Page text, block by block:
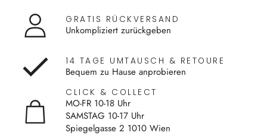
GRATIS RÜCKVERSAND
Unkompliziert zurückgeben
14 TAGE UMTAUSCH & RETOURE
Bequem zu Hause anprobieren
CLICK & COLLECT
MO-FR 10-18 Uhr
SAMSTAG 10-17 Uhr
Spiegelgasse 2 1010 Wien